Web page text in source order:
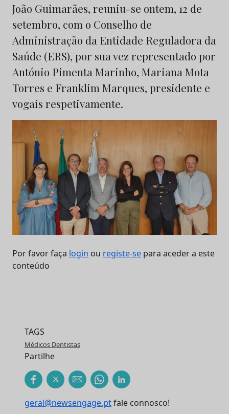
João Guimarães, reuniu-se ontem, 12 de
setembro, com o Conselho de
Administração da Entidade Reguladora da
Saúde (ERS), por sua vez representado por
António Pimenta Marinho, Mariana Mota
Torres e Franklim Marques, presidente e
vogais respetivamente.
Por favor faça login ou registe-se para aceder a este
conteúdo
TAGS
Médicos Dentistas
Partilhe
geral@newsengage.ptfale connosco!